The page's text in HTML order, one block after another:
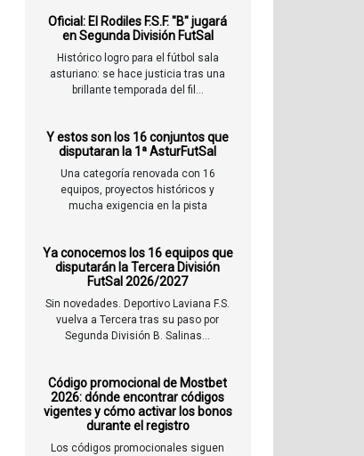
Oficial: El Rodiles F.S.F. "B" jugará
en Segunda División FutSal
Histórico logro para el fútbol sala
asturiano: se hace justicia tras una
brillante temporada del fil...
Y estos son los 16 conjuntos que
disputaran la 1ª AsturFutSal
Una categoría renovada con 16
equipos, proyectos históricos y
mucha exigencia en la pista
Ya conocemos los 16 equipos que
disputarán la Tercera División
FutSal 2026/2027
Sin novedades. Deportivo Laviana F.S.
vuelva a Tercera tras su paso por
Segunda División B. Salinas...
Código promocional de Mostbet
2026: dónde encontrar códigos
vigentes y cómo activar los bonos
durante el registro
Los códigos promocionales siguen